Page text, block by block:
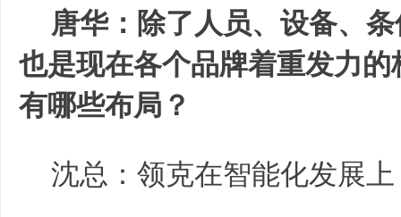
唐华：除了人员、设备、
也是现在各个品牌着重发力
有哪些布局？
沈总：领克在智能化发展